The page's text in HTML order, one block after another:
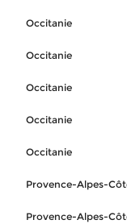
Occitanie
Occitanie
Occitanie
Occitanie
Occitanie
Provence-Alpes-
Provence-Alpes-